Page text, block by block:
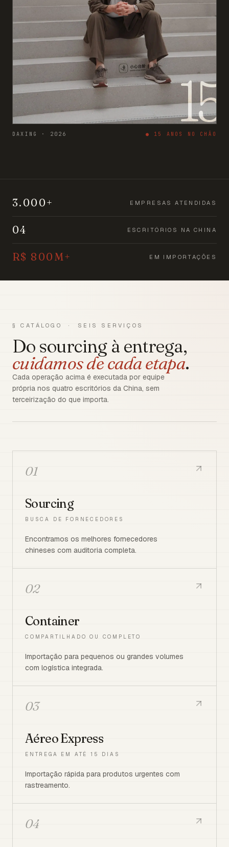
15
DAXING · 2026 ● 15 ANOS NO CHÃO
3.000+ EMPRESAS ATENDIDAS
04 ESCRITÓRIOS NA CHINA
R$ 800M+ EM IMPORTAÇÕES
§ CATÁLOGO · SEIS SERVIÇOS
Do sourcing à entrega,
cuidamos de cada etapa.
Cada operação acima é executada por equipe
própria nos quatro escritórios da China, sem
terceirização do que importa.
01
Sourcing
BUSCA DE FORNECEDORES
Encontramos os melhores fornecedores
chineses com auditoria completa.
02
Container
COMPARTILHADO OU COMPLETO
Importação para pequenos ou grandes volumes
com logística integrada.
03
Aéreo Express
ENTREGA EM ATÉ 15 DIAS
Importação rápida para produtos urgentes com
rastreamento.
04